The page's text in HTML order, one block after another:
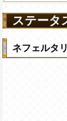
ステータ
ネフェルタ